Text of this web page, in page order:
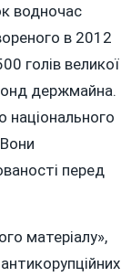
водночас
в 2012
голів великої
держмайна.
національного
перед
матеріалу»,